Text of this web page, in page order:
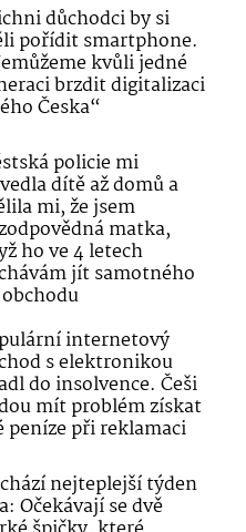
důchodci by si
pořídit smartphone.
kvůli jedné
brzdit digitalizaci
Česka“
policie mi
dítě až domů a
mi, že jsem
matka,
ho ve 4 letech
jít samotného
internetový
s elektronikou
do insolvence. Češi
mít problém získat
peníze při reklamaci
nejteplejší týden
Očekávají se dvě